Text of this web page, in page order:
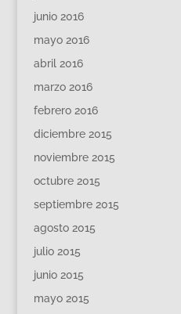
junio 2016
mayo 2016
abril 2016
marzo 2016
febrero 2016
diciembre 2015
noviembre 2015
octubre 2015
septiembre 2015
agosto 2015
julio 2015
junio 2015
mayo 2015